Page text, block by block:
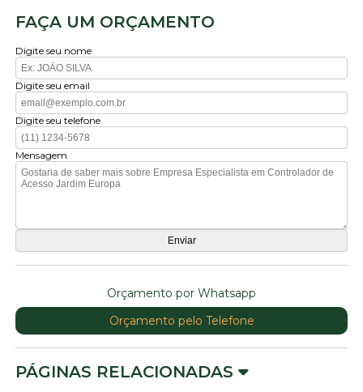
FAÇA UM ORÇAMENTO
Digite seu nome
Digite seu email
Digite seu telefone
Mensagem
Orçamento por Whatsapp
Orçamento pelo Telefone
PÁGINAS RELACIONADAS